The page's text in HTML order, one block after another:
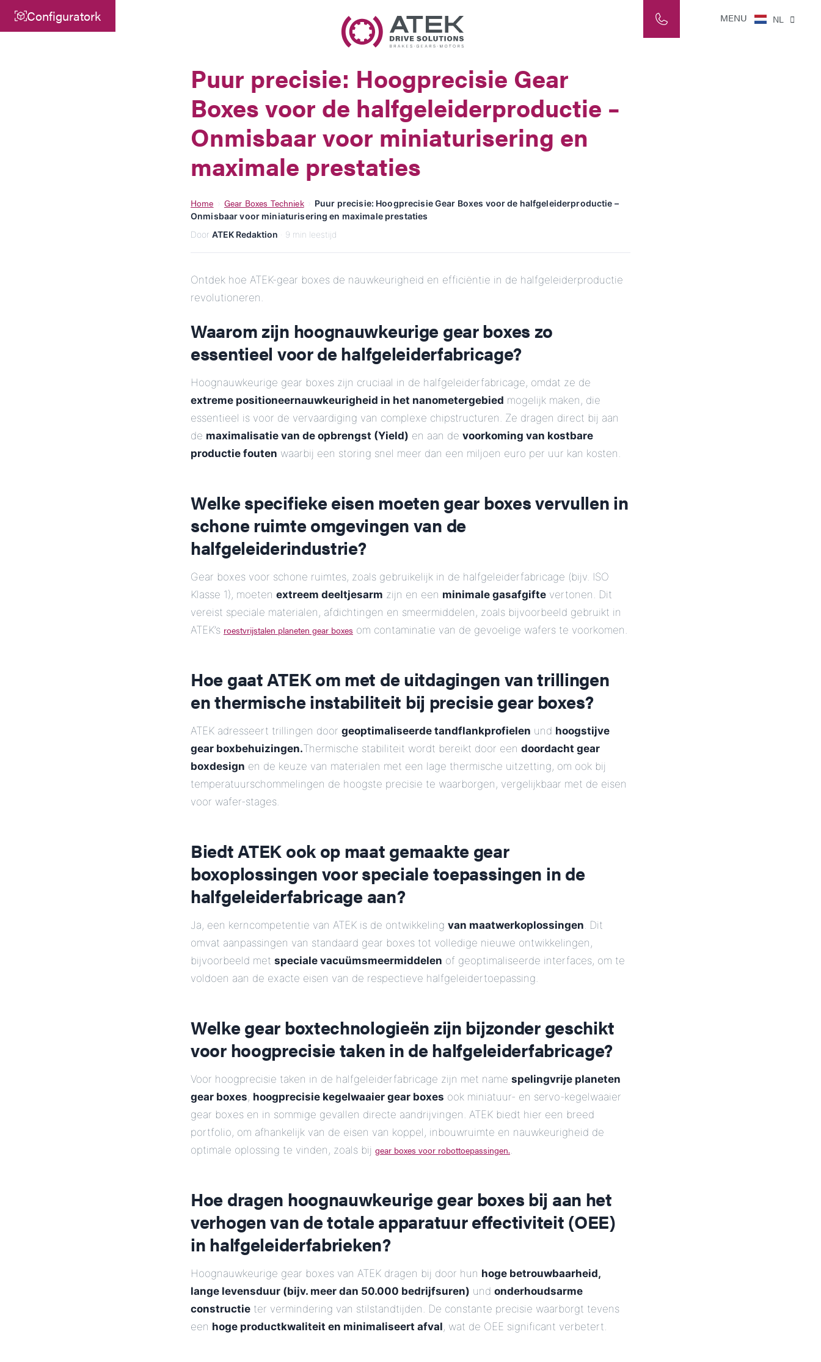
Bedrijfsnaam
E-Mail
Bericht
Configuratork MENU NL
IT
Puur precisie: Hoogprecisie Gear
Boxes voor de halfgeleiderproductie –
Onmisbaar voor miniaturisering en
maximale prestaties
Home Gear Boxes Techniek
Puur precisie: Hoogprecisie Gear Boxes voor de halfgeleiderproductie –
Onmisbaar voor miniaturisering en maximale prestaties
Door ATEK Redaktion · 9 min leestijd
Ontdek hoe ATEK-gear boxes de nauwkeurigheid en efficiëntie in de halfgeleiderproductie
revolutioneren.
Waarom zijn hoognauwkeurige gear boxes zo
essentieel voor de halfgeleiderfabricage?
Hoognauwkeurige gear boxes zijn cruciaal in de halfgeleiderfabricage, omdat ze de
extreme positioneernauwkeurigheid in het nanometergebied mogelijk maken, die
essentieel is voor de vervaardiging van complexe chipstructuren. Ze dragen direct bij aan
de maximalisatie van de opbrengst (Yield) en aan de voorkoming van kostbare
productie fouten waarbij een storing snel meer dan een miljoen euro per uur kan kosten.
Welke specifieke eisen moeten gear boxes vervullen in
schone ruimte omgevingen van de
halfgeleiderindustrie?
Gear boxes voor schone ruimtes, zoals gebruikelijk in de halfgeleiderfabricage (bijv. ISO
Klasse 1), moeten extreem deeltjesarm zijn en een minimale gasafgifte vertonen. Dit
vereist speciale materialen, afdichtingen en smeermiddelen, zoals bijvoorbeeld gebruikt in
ATEK’s roestvrijstalen planeten gear boxes om contaminatie van de gevoelige wafers te voorkomen.
Hoe gaat ATEK om met de uitdagingen van trillingen
en thermische instabiliteit bij precisie gear boxes?
ATEK adresseert trillingen door geoptimaliseerde tandflankprofielen und hoogstijve
gear boxbehuizingen.Thermische stabiliteit wordt bereikt door een doordacht gear
boxdesign en de keuze van materialen met een lage thermische uitzetting, om ook bij
temperatuurschommelingen de hoogste precisie te waarborgen, vergelijkbaar met de eisen
voor wafer-stages.
Biedt ATEK ook op maat gemaakte gear
boxoplossingen voor speciale toepassingen in de
halfgeleiderfabricage aan?
Ja, een kerncompetentie van ATEK is de ontwikkeling van maatwerkoplossingen. Dit
omvat aanpassingen van standaard gear boxes tot volledige nieuwe ontwikkelingen,
bijvoorbeeld met speciale vacuümsmeermiddelen of geoptimaliseerde interfaces, om te
voldoen aan de exacte eisen van de respectieve halfgeleidertoepassing.
Welke gear boxtechnologieën zijn bijzonder geschikt
voor hoogprecisie taken in de halfgeleiderfabricage?
Voor hoogprecisie taken in de halfgeleiderfabricage zijn met name spelingvrije planeten
gear boxes, hoogprecisie kegelwaaier gear boxes ook miniatuur- en servo-kegelwaaier
gear boxes en in sommige gevallen directe aandrijvingen. ATEK biedt hier een breed
portfolio, om afhankelijk van de eisen van koppel, inbouwruimte en nauwkeurigheid de
optimale oplossing te vinden, zoals bij gear boxes voor robottoepassingen..
Hoe dragen hoognauwkeurige gear boxes bij aan het
verhogen van de totale apparatuur effectiviteit (OEE)
in halfgeleiderfabrieken?
Hoognauwkeurige gear boxes van ATEK dragen bij door hun hoge betrouwbaarheid,
lange levensduur (bijv. meer dan 50.000 bedrijfsuren) und onderhoudsarme
constructie ter vermindering van stilstandtijden. De constante precisie waarborgt tevens
een hoge productkwaliteit en minimaliseert afval, wat de OEE significant verbetert.